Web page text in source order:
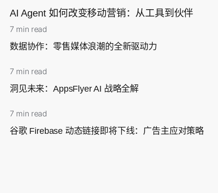
AI Agent 如何改变移动营销：从工具到伙伴
7 min read
数据协作：零售媒体浪潮的全新驱动力
7 min read
洞见未来：AppsFlyer AI 战略全解
7 min read
谷歌 Firebase 动态链接即将下线：广告主应对策略